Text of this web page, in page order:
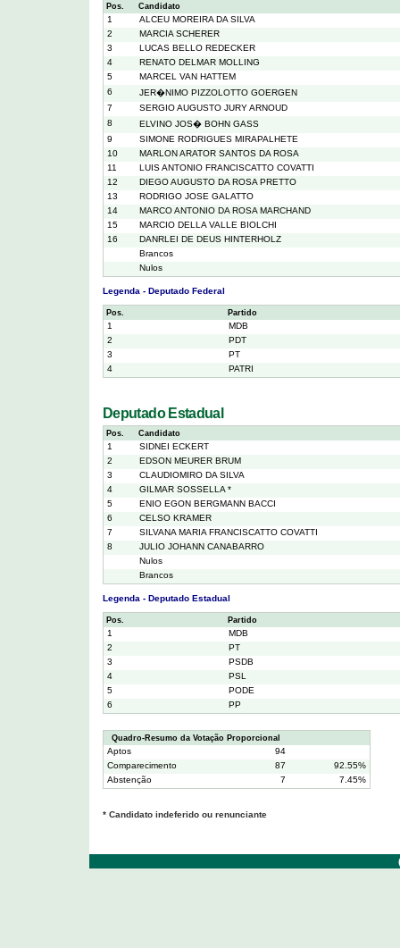
Pos. Candidato
1
ALCEU MOREIRA DA SILVA
2
MARCIA SCHERER
3
LUCAS BELLO REDECKER
4
RENATO DELMAR MOLLING
5
MARCEL VAN HATTEM
6
JER�NIMO PIZZOLOTTO GOERGEN
7
SERGIO AUGUSTO JURY ARNOUD
8
ELVINO JOS� BOHN GASS
9
SIMONE RODRIGUES MIRAPALHETE
10
MARLON ARATOR SANTOS DA ROSA
11
LUIS ANTONIO FRANCISCATTO COVATTI
12
DIEGO AUGUSTO DA ROSA PRETTO
13
RODRIGO JOSE GALATTO
14
MARCO ANTONIO DA ROSA MARCHAND
15
MARCIO DELLA VALLE BIOLCHI
16
DANRLEI DE DEUS HINTERHOLZ
Brancos
Nulos
Legenda - Deputado Federal
Pos. Partido
1
MDB
2
PDT
3
PT
4
PATRI
Deputado Estadual
Pos. Candidato
1
SIDNEI ECKERT
2
EDSON MEURER BRUM
3
CLAUDIOMIRO DA SILVA
4
GILMAR SOSSELLA *
5
ENIO EGON BERGMANN BACCI
6
CELSO KRAMER
7
SILVANA MARIA FRANCISCATTO COVATTI
8
JULIO JOHANN CANABARRO
Nulos
Brancos
Legenda - Deputado Estadual
Pos. Partido
1
MDB
2
PT
3
PSDB
4
PSL
5
PODE
6
PP
Quadro-Resumo da Votação Proporcional
Aptos
94
Comparecimento
87
92.55%
Abstenção
7 7.45%
* Candidato indeferido ou renunciante